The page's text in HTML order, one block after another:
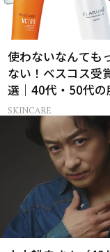
使わないなんても
ない！ベスコス受
選｜40代・50代の
別まとめ
SKINCARE